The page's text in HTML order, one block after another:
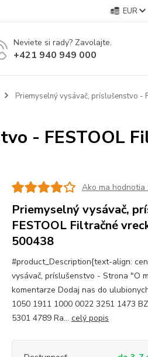
EUR
Neviete si rady? Zavolajte.
+421 940 949 000
Priemyselný vysávač, príslušenstvo -
- FESTOOL
Ako ma hodnotia
Priemyselný vysávač,
FESTOOL Filtračné
500438
#product_Description{text-align:
vysávač, príslušenstvo - Strona "O
komentarze Dodaj nas do
1050 1911 1000 0022 3251 1473
5301 4789 Ra... celý popis